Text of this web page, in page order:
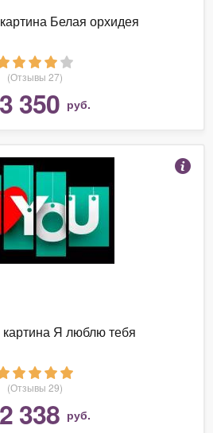
Белая орхидея
(Отзывы 27)
3 350 руб.
Я люблю тебя
(Отзывы 29)
2 338 руб.